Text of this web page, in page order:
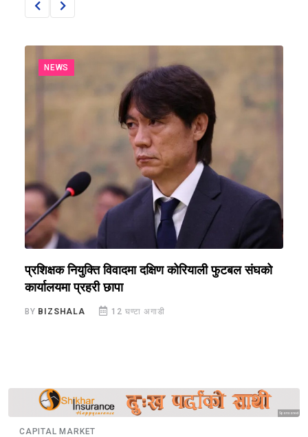
NEWS
प्रशिक्षक नियुक्ति विवादमा दक्षिण कोरियाली फुटबल संघको
कार्यालयमा प्रहरी छापा
BY BIZSHALA 12 घण्टा अगाडी
Sponsored
CAPITAL MARKET